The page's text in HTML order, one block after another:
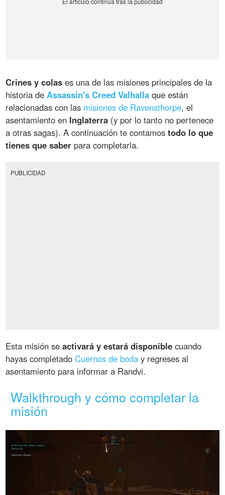
Crines y colas es una de las misiones principales de la
historia deAssassin's Creed Valhalla que están
relacionadas con las misiones de Ravensthorpe, el
asentamiento en Inglaterra (y por lo tanto no pertenece
a otras sagas). A continuación te contamostodo lo que
tienes que saber para completarla.
PUBLICIDAD
Esta misión seactivará y estará disponible cuando
hayas completadoCuernos de boda y regreses al
asentamiento para informar a Randvi.
Walkthrough y cómo completar la
misión